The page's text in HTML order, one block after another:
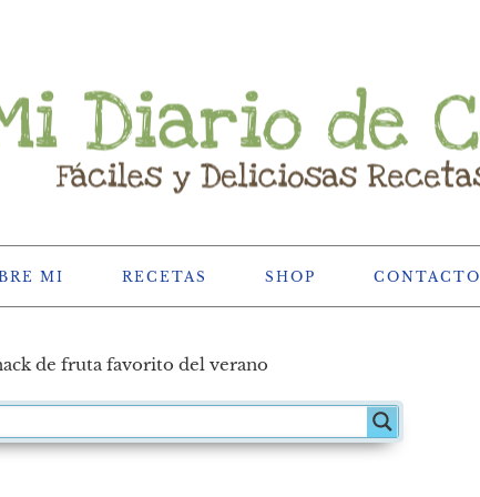
MI RECETAS SHOP CONTACTO
de fruta favorito del verano